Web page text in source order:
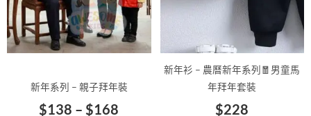
新年系列 – 親子拜年裝
$138 – $168
可
在
產
面
選
新年衫 – 農曆新年系列🧧男童馬
年拜年套裝
$228
產
頁
面
選